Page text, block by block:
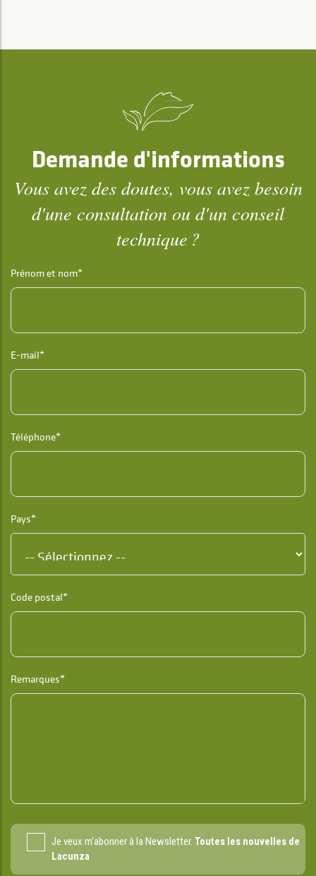
Demande d'informations
Vous avez des doutes, vous avez besoin
d'une consultation ou d'un conseil
technique ?
Prénom et nom*
E-mail*
Téléphone*
Pays*
Code postal*
Remarques*
Je veux m'abonner à la Newsletter. Toutes les nouvelles de
Lacunza